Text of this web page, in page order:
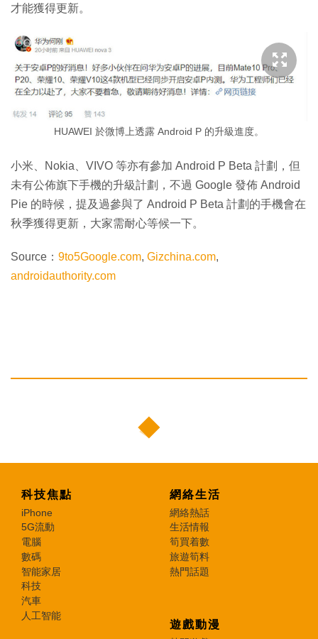
才能獲得更新。
HUAWEI 於微博上透露 Android P 的升級進度。
小米、Nokia、VIVO 等亦有參加 Android P Beta 計劃，但
未有公佈旗下手機的升級計劃，不過 Google 發佈 Android
Pie 的時候，提及過參與了 Android P Beta 計劃的手機會在
秋季獲得更新，大家需耐心等候一下。
Source： 9to5Google.com, Gizchina.com,
androidauthority.com
科技焦點
iPhone
5G流動
電腦
數碼
智能家居
科技
汽車
人工智能
網絡生活
網絡熱話
生活情報
筍買着數
旅遊筍料
熱門話題
遊戲動漫